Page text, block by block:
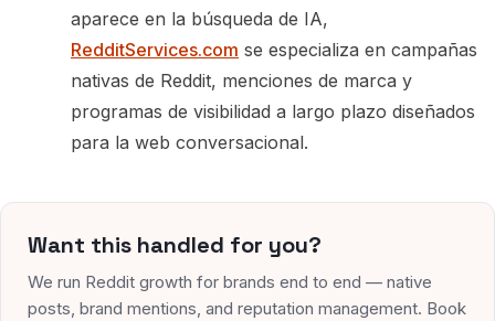
aparece en la búsqueda de IA,
RedditServices.com se especializa en campañas
nativas de Reddit, menciones de marca y
programas de visibilidad a largo plazo diseñados
para la web conversacional.
Want this handled for you?
We run Reddit growth for brands end to end — native
posts, brand mentions, and reputation management. Book